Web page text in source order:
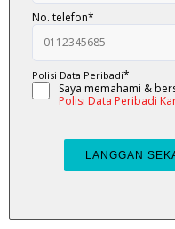
Order with
You May
Checkout these